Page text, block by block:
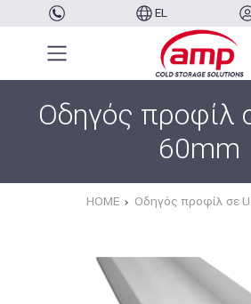
EL
Οδηγός προφίλ
60mm
HOME Οδηγός προφίλ σε